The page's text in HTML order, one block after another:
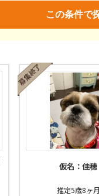
この条件で
仮名：佳穂
推定5歳8ヶ月